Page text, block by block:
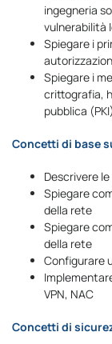
ingegneria
vulnerabilità
Spiegare i
Spiegare i
crittografia,
pubblica
Concetti di base
Descrivere
Spiegare
della rete
Spiegare
della rete
Configurare
VPN, NAC
Concetti di